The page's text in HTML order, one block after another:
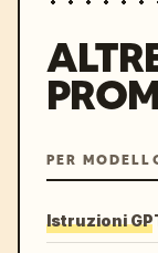
PER
Istruzioni